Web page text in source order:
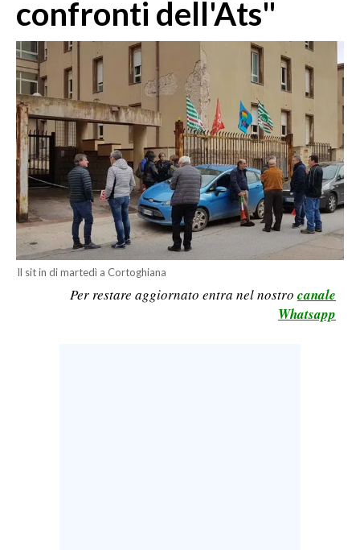
OGLIASTRA
AGENDA
CRONACA
ITALIA
MONDO
POLITICA
ECONOMIA
SERVIZI ALLE IMPRESE
LAVORO
confronti dell'Ats"
Il sit in di martedì a Cortoghiana
Per restare aggiornato entra nel nostro canale
Whatsapp